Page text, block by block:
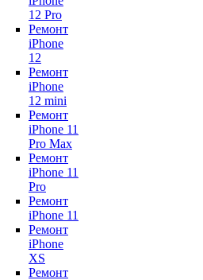
12 Pro
Ремонт
iPhone
12
Ремонт
iPhone
12 mini
Ремонт
iPhone 11
Pro Max
Ремонт
iPhone 11
Pro
Ремонт
iPhone 11
Ремонт
iPhone
XS
Ремонт